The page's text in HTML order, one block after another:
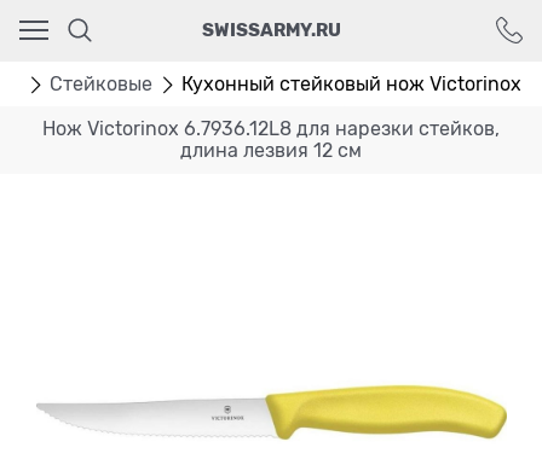
SWISSARMY.RU
Стейковые Кухонный стейковый нож Victorinox
Нож Victorinox 6.7936.12L8 для нарезки стейков,
длина лезвия 12 см
Ваш город - Москва,
угадали?
ДА НЕТ